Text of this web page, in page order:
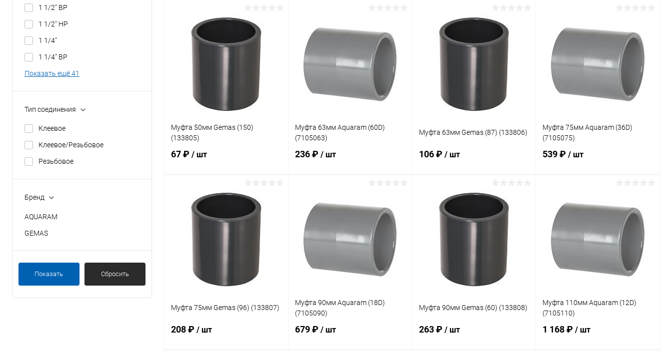
1 1/2" ВР
1 1/2" НР
1 1/4"
1 1/4" ВР
Показать ещё 41
Тип соединения
Клеевое
Клеевое/Резьбовое
Резьбовое
Бренд
AQUARAM
GEMAS
Показать Сбросить
В корзину
В избранное
В наличии
В избранное
К сравнению В наличии
В корзину
В избранное
В наличии
В избранное
К сравнению В наличии
Муфта 50мм Gemas (150)
(133805)
67 ₽ / шт
В корзину
В избранное
В наличии
Муфта 63мм Aquaram (60D)
(7105063)
236 ₽ / шт
В избранное
К сравнению В наличии
Муфта 63мм Gemas (87) (133806)
106 ₽ / шт
В корзину
В избранное
В наличии
Муфта 75мм Aquaram (36D)
(7105075)
539 ₽/ шт
В избранное
К сравнению В наличии
Муфта 75мм Gemas (96) (133807)
208 ₽ / шт
Муфта 90мм Aquaram (18D)
(7105090)
679 ₽ / шт
Муфта 90мм Gemas (60) (133808)
263 ₽ / шт
Муфта 110мм Aquaram (12D)
(7105110)
1 168 ₽/ шт